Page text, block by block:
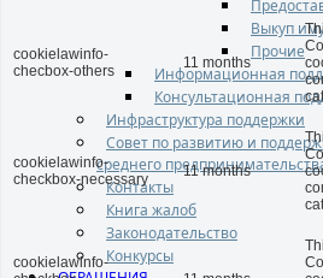
Выкуп
Прочие
Информационная
Консультационная
Инфраструктура поддержки
Совет по развитию и
среднего
Контакты
Книга жалоб
Законодательство
Конкурсы
cookielawinfo-
checbox-others
11 months
cookielawinfo-
checkbox-necessary
11 months
cookielawinfo-